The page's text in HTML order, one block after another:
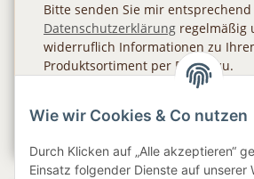
Bitte senden Sie mir
Datenschutzerklärung regelmäßig
widerruflich Informationen zu
Produktsortiment per E-Mail zu.
Wie wir Cookies & Co nutzen
Durch Klicken auf „Alle akzeptieren“
Einsatz folgender Dienste auf unserer